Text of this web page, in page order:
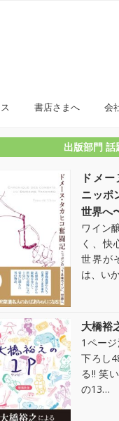
書店さまへ 会
出版部門 話
ドメ
ニッポ
世界へ
ワイン
く、快
世界が
は、い
大橋裕
1ペー
下ろし
る!! 笑
の13…